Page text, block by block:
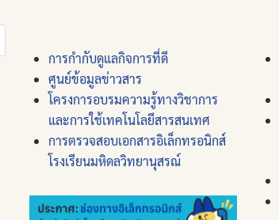
การกำกับดูแลกิจการที่ดี
ศูนย์ข้อมูลข่าวสาร
โครงการอบรมความรู้ทางวิชาการ
และการใช้เทคโนโลยีสารสนเทศ
การตรวจสอบเอกสารอิเล็กทรอนิกส์
โรงเรียนมหิดลวิทยานุสรณ์